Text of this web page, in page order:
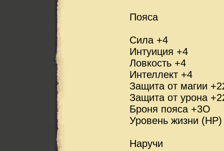
Пояса
Сила +4
Интуиция +4
Ловкость +4
Интеллект +4
Защита от магии
Защита от урона
Броня пояса +3О
Уровень жизни
Наручи